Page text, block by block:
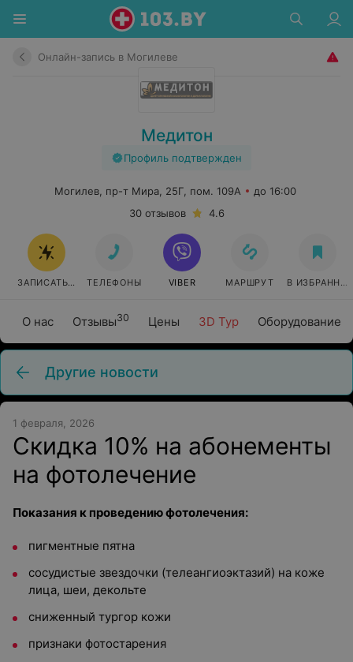
Онлайн-запись в Могилеве
Медитон
Профиль подтвержден
О нас Отзывы30 Цены 3D Тур Оборудование
Могилев, пр-т Мира, 25Г, пом. 109А
до 16:00
30 отзывов
4.6
ЗАПИСАТЬСЯ ОНЛАЙН
ТЕЛЕФОНЫ VIBER МАРШРУТ В ИЗБРАННОЕ
Другие новости
1 февраля, 2026
Скидка 10% на абонементы
на фотолечение
Показания к проведению фотолечения:
пигментные пятна
сосудистые звездочки (телеангиоэктазий) на коже
лица, шеи, декольте
сниженный тургор кожи
признаки фотостарения